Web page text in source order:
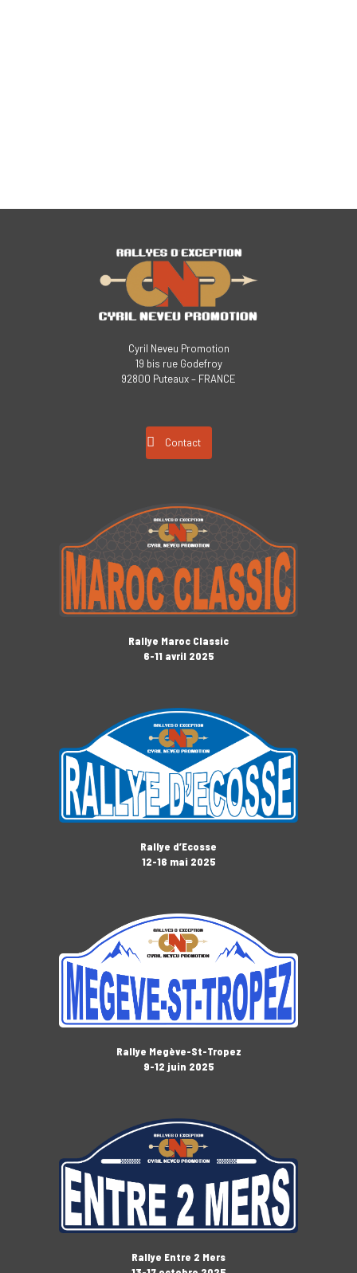
Cyril Neveu Promotion
19 bis rue Godefroy
92800 Puteaux – FRANCE
Contact
Rallye Maroc Classic
6-11 avril 2025
Rallye d’Ecosse
12-16 mai 2025
Rallye Megève-St-Tropez
9-12 juin 2025
Rallye Entre 2 Mers